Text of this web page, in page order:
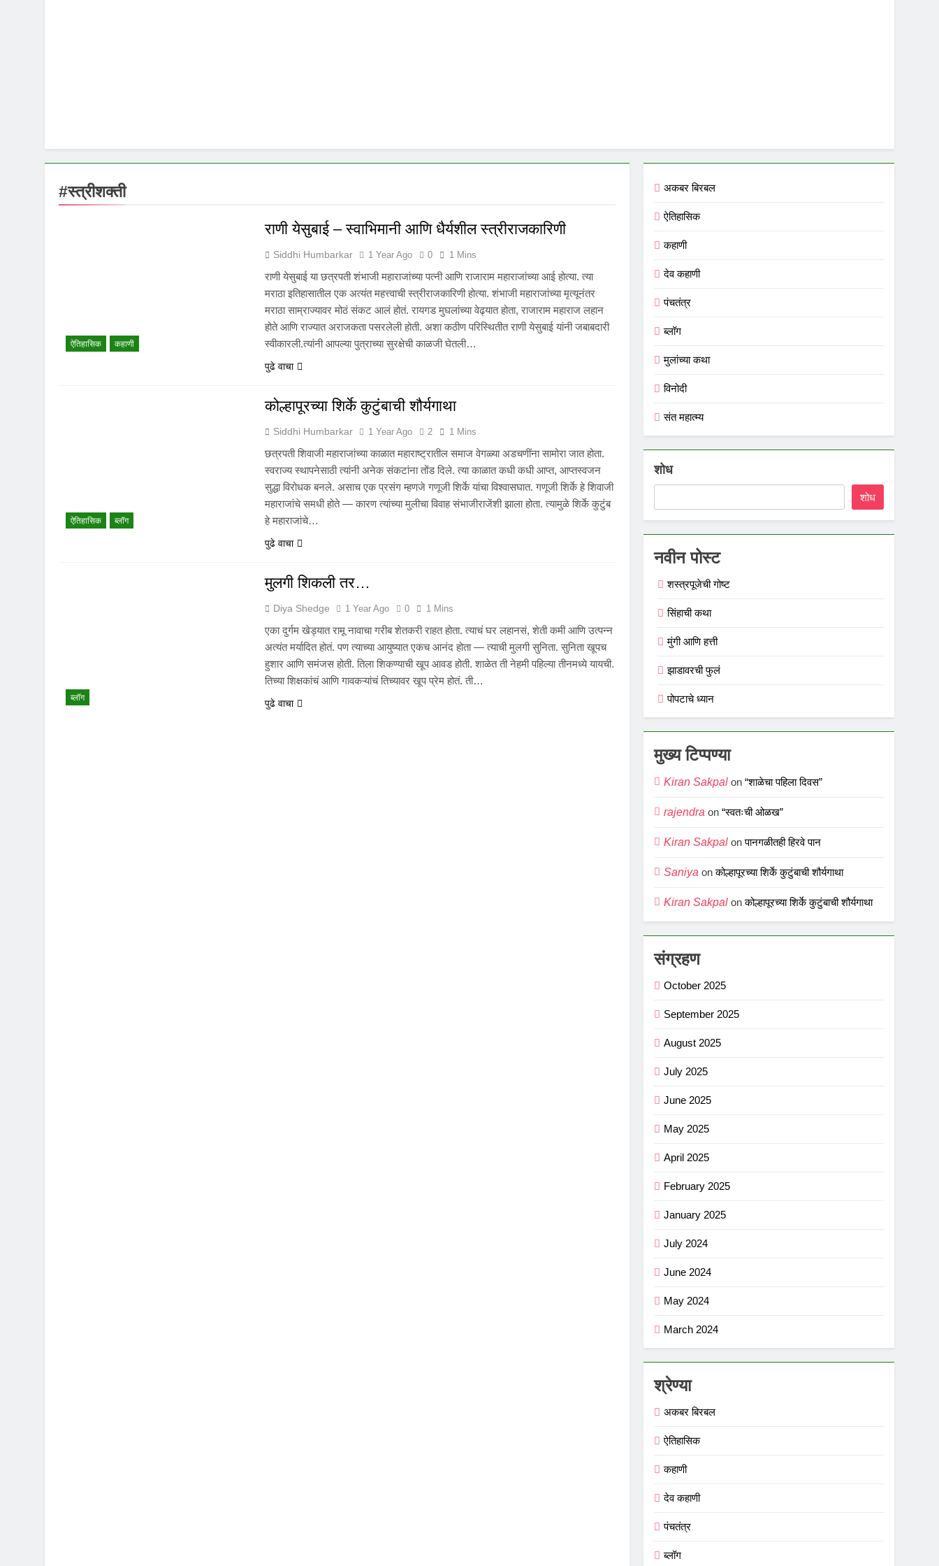
#स्त्रीशक्ती
ऐतिहासिक कहाणी
राणी येसुबाई – स्वाभिमानी आणि धैर्यशील स्त्रीराजकारिणी
Siddhi Humbarkar 1 Year Ago 0 1 Mins
राणी येसुबाई या छत्रपती शंभाजी महाराजांच्या पत्नी आणि राजाराम महाराजांच्या आई होत्या. त्या
मराठा इतिहासातील एक अत्यंत महत्त्वाची स्त्रीराजकारिणी होत्या. शंभाजी महाराजांच्या मृत्यूनंतर
मराठा साम्राज्यावर मोठं संकट आलं होतं. रायगड मुघलांच्या वेढ्यात होता, राजाराम महाराज लहान
होते आणि राज्यात अराजकता पसरलेली होती. अशा कठीण परिस्थितीत राणी येसुबाई यांनी जबाबदारी
स्वीकारली.त्यांनी आपल्या पुत्राच्या सुरक्षेची काळजी घेतली…
पुढे वाचा
ऐतिहासिक ब्लॉग
कोल्हापूरच्या शिर्के कुटुंबाची शौर्यगाथा
Siddhi Humbarkar 1 Year Ago 2 1 Mins
छत्रपती शिवाजी महाराजांच्या काळात महाराष्ट्रातील समाज वेगळ्या अडचणींना सामोरा जात होता.
स्वराज्य स्थापनेसाठी त्यांनी अनेक संकटांना तोंड दिले. त्या काळात कधी कधी आप्त, आप्तस्वजन
सुद्धा विरोधक बनले. असाच एक प्रसंग म्हणजे गणूजी शिर्के यांचा विश्वासघात. गणूजी शिर्के हे शिवाजी
महाराजांचे समधी होते — कारण त्यांच्या मुलीचा विवाह संभाजीराजेंशी झाला होता. त्यामुळे शिर्के कुटुंब
हे महाराजांचे…
पुढे वाचा
ब्लॉग
मुलगी शिकली तर…
Diya Shedge 1 Year Ago 0 1 Mins
एका दुर्गम खेड्यात रामू नावाचा गरीब शेतकरी राहत होता. त्याचं घर लहानसं, शेती कमी आणि उत्पन्न
अत्यंत मर्यादित होतं. पण त्याच्या आयुष्यात एकच आनंद होता — त्याची मुलगी सुनिता. सुनिता खूपच
हुशार आणि समंजस होती. तिला शिकण्याची खूप आवड होती. शाळेत ती नेहमी पहिल्या तीनमध्ये यायची.
तिच्या शिक्षकांचं आणि गावकऱ्यांचं तिच्यावर खूप प्रेम होतं. ती…
पुढे वाचा
अकबर बिरबल
ऐतिहासिक
कहाणी
देव कहाणी
पंचतंत्र
ब्लॉग
मुलांच्या कथा
विनोदी
संत महात्म्य
शोध
शोध
नवीन पोस्ट
शस्त्रपूजेची गोष्ट
सिंहाची कथा
मुंगी आणि हत्ती
झाडावरची फुलं
पोपटाचे ध्यान
मुख्य टिप्पण्या
Kiran Sakpal on“शाळेचा पहिला दिवस”
rajendra on“स्वतःची ओळख”
Kiran Sakpal onपानगळीतही हिरवे पान
Saniya onकोल्हापूरच्या शिर्के कुटुंबाची शौर्यगाथा
Kiran Sakpal onकोल्हापूरच्या शिर्के कुटुंबाची शौर्यगाथा
संग्रहण
October 2025
September 2025
August 2025
July 2025
June 2025
May 2025
April 2025
February 2025
January 2025
July 2024
June 2024
May 2024
March 2024
श्रेण्या
अकबर बिरबल
ऐतिहासिक
कहाणी
देव कहाणी
पंचतंत्र
ब्लॉग